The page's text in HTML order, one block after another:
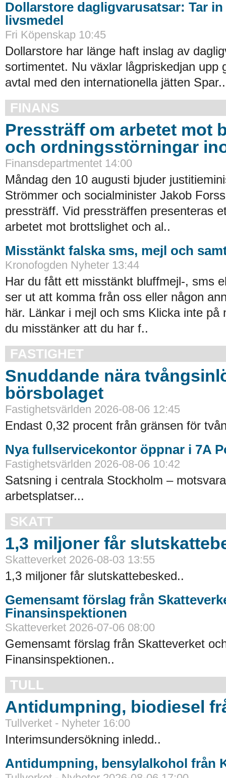
Dollarstore dagligvarusatsar: Tar in
livsmedel
Fri Köpenskap 10:45
Dollarstore har länge haft inslag av
sortimentet. Nu växlar lågpriskedjan upp
avtal med den internationella jätten
FINANS
Pressträff om arbetet mot
och ordningsstörningar
Finansdepartmentet 14:00
Måndag den 10 augusti bjuder
Strömmer och socialminister Jakob
pressträff. Vid pressträffen presenteras
arbetet mot brottslighet och al..
Misstänkt falska sms, mejl och
Kronofogden Nyheter 13:44
Har du fått ett misstänkt bluffmejl-, sms
ser ut att komma från oss eller någon
här. Länkar i mejl och sms Klicka inte på
du misstänker att du har f..
FASTIGHET
Snuddande nära
börsbolaget
Fastighetsvärlden 2026-08-06 12:45
Endast 0,32 procent från gränsen för
Nya fullservicekontor öppnar i 7A
Fastighetsvärlden 2026-08-06 10:42
Satsning i centrala Stockholm –
arbetsplatser...
SKATT
1,3 miljoner får
Skatteverket 2026-08-03 13:55
1,3 miljoner får slutskattebesked..
Gemensamt förslag från
Finansinspektionen
Skatteverket 2026-07-06 08:00
Gemensamt förslag från Skatteverket
Finansinspektionen..
TULL
Antidumpning, biodiesel
Tullverket - Nyheter 16:00
Interimsundersökning inledd..
Antidumpning, bensylalkohol från